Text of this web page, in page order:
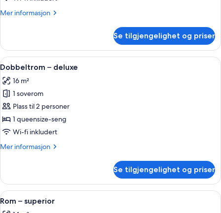
Rom
Mer informasjon
Mer
Se tilgjengelighet og priser
Åpne
alle
bildene
av
Dobbeltrom
–
deluxe
Dobbeltrom – deluxe | Sengetøy av
10
Dobbeltrom – deluxe
16 m²
1 soverom
Plass til 2 personer
1 queensize-seng
Wi-fi inkludert
Mer informasjon
Mer
–
deluxe
Se tilgjengelighet og priser
Åpne
alle
Rom – superior | Sengetøy av topp
7
Rom – superior